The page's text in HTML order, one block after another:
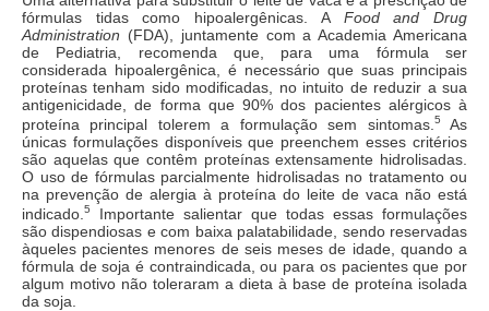
fórmulas tidas como hipoalergênicas. A Food and Drug
Administration (FDA), juntamente com a Academia Americana
de Pediatria, recomenda que, para uma fórmula ser
considerada hipoalergênica, é necessário que suas principais
proteínas tenham sido modificadas, no intuito de reduzir a sua
antigenicidade, de forma que 90% dos pacientes alérgicos à
proteína principal tolerem a formulação sem sintomas. 5
As
únicas formulações disponíveis que preenchem esses critérios
são aquelas que contêm proteínas extensamente hidrolisadas.
O uso de fórmulas parcialmente hidrolisadas no tratamento ou
na prevenção de alergia à proteína do leite de vaca não está
indicado. 5
Importante salientar que todas essas formulações
são dispendiosas e com baixa palatabilidade, sendo reservadas
àqueles pacientes menores de seis meses de idade, quando a
fórmula de soja é contraindicada, ou para os pacientes que por
algum motivo não toleraram a dieta à base de proteína isolada
da soja.